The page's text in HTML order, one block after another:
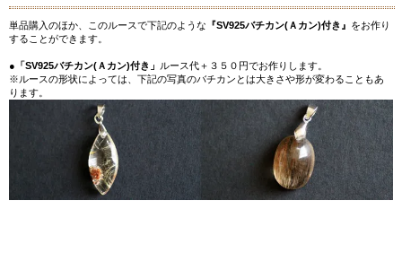
単品購入のほか、このルースで下記のような 『SV925バチカン(Ａカン)付き』 をお作り
することができます。
● 「SV925バチカン(Ａカン)付き」 ルース代＋３５０円でお作りします。
※ルースの形状によっては、下記の写真のバチカンとは大きさや形が変わることもあ
ります。